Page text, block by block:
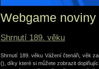
Webgame noviny
Shrnutí 189. věku
Shrnutí 189. věku Vážení čtenáři, věk
(), díky které si můžete zobrazit